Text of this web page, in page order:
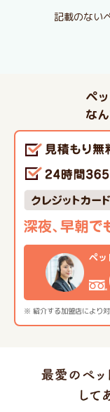
記載のない
ペ
な
※ 紹介する加盟店により対
ペッ